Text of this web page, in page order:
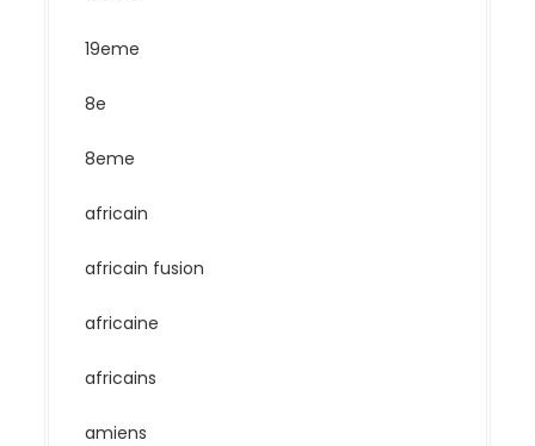
19eme
8e
8eme
africain
africain fusion
africaine
africains
amiens